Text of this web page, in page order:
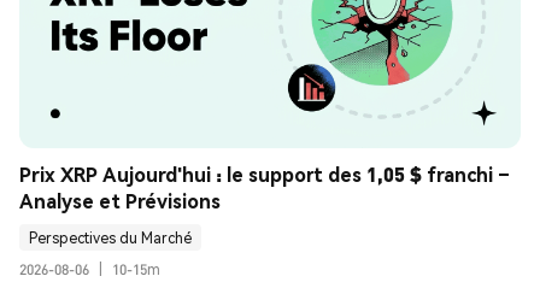
Prix XRP Aujourd'hui : le support des 1,05 $ franchi –
Analyse et Prévisions
Perspectives du Marché
2026-08-06
10-15m